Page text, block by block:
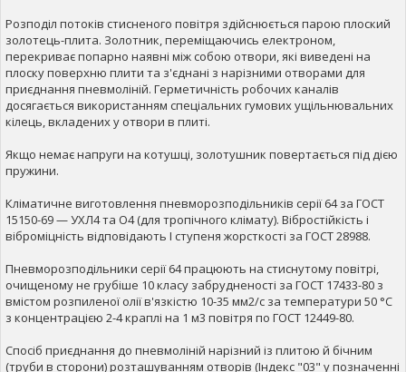
Розподіл потоків стисненого повітря здійснюється парою плоский
золотець-плита. Золотник, переміщаючись електроном,
перекриває попарно наявні між собою отвори, які виведені на
плоску поверхню плити та з'єднані з нарізними отворами для
приєднання пневмоліній. Герметичність робочих каналів
досягається використанням спеціальних гумових ущільнювальних
кілець, вкладених у отвори в плиті.
Якщо немає напруги на котушці, золотушник повертається під дією
пружини.
Кліматичне виготовлення пневморозподільників серії 64 за ГОСТ
15150-69 — УХЛ4 та О4 (для тропічного клімату). Вібростійкість і
віброміцність відповідають I ступеня жорсткості за ГОСТ 28988.
Пневморозподільники серії 64 працюють на стиснутому повітрі,
очищеному не грубіше 10 класу забрудненості за ГОСТ 17433-80 з
вмістом розпиленої олії в'язкістю 10-35 мм2/с за температури 50 °C
з концентрацією 2-4 краплі на 1 м3 повітря по ГОСТ 12449-80.
Спосіб приєднання до пневмоліній нарізний із плитою й бічним
(труби в сторони) розташуванням отворів (Індекс "03" у позначенні